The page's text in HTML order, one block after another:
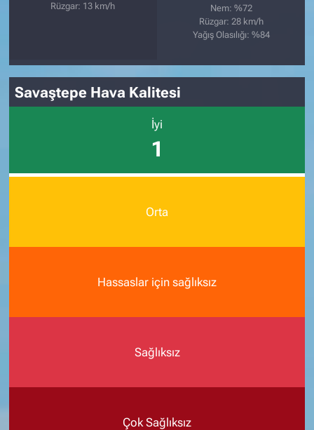
Rüzgar: 13 km/h
Nem: %72
Rüzgar: 28 km/h
Yağış Olasılığı: %84
Savaştepe Hava Kalitesi
İyi
1
Orta
Hassaslar için sağlıksız
Sağlıksız
Çok Sağlıksız